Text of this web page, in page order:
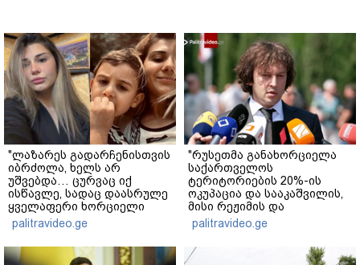
"ლაზარეს გადარჩენისთვის
იბრძოლა, ხელს არ
უშვებდა… ცურვაც იქ
ისწავლე, სადაც დაასრულე
ყველაფერი ხორციელი
ცხოვრებიდან" – რას წერს
ხობში დაღუპული დედა-
შვილის ახლობელი?
palitravideo.ge
"რუსეთმა განახორციელა
საქართველოს
ტერიტორიების 20%-ის
ოკუპაცია და სააკაშვილის,
მისი რეჟიმის და
"ნაცმოძრაობის" ღალატი
ვერანაირად ვერ
გადაფარავს ამ
დანაშაულს" - ირაკლი
palitravideo.ge